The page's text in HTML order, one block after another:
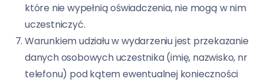
które nie wypełnią oświadczenia, nie mogą w nim
uczestniczyć.
Warunkiem udziału w wydarzeniu jest przekazanie
danych osobowych uczestnika (imię, nazwisko, nr
telefonu) pod kątem ewentualnej konieczności